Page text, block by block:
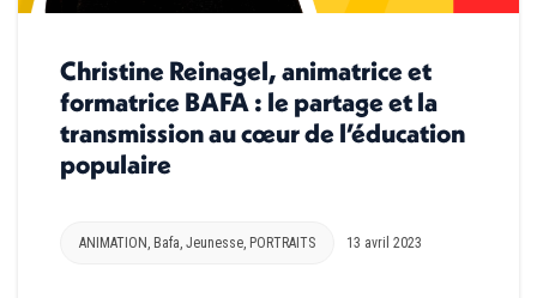
Christine Reinagel, animatrice et
formatrice BAFA : le partage et la
transmission au cœur de l’éducation
populaire
ANIMATION , Bafa, Jeunesse, PORTRAITS 13 avril 2023